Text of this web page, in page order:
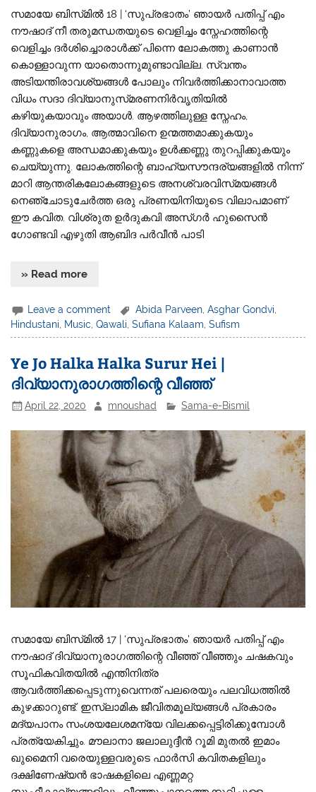
സമായേ ബിസ്‌മിൽ 18 | ‘സുപ്രഭാതം’ ഞായർ പതിപ്പ് എം
നൗഷാദ് നീ തരുമന്ധതയുടെ വെളിച്ചം സ്നേഹത്തിന്റെ
വെളിച്ചം ദർശിച്ചൊരാൾക്ക് പിന്നെ ലോകത്തു കാണാൻ
കൊള്ളാവുന്ന യാതൊന്നുമുണ്ടാവില്ല. സ്വന്തം
അടിയന്തിരാവശ്യങ്ങൾ പോലും നിവർത്തിക്കാനാവാത്ത
വിധം സദാ ദിവ്യാനുസ്‌മരണനിർവൃതിയിൽ
കഴിയുകയാവും അയാൾ. ആഴത്തിലുള്ള സ്നേഹം,
ദിവ്യാനുരാഗം, ആത്മാവിനെ ഉന്മത്തമാക്കുകയും
കണ്ണുകളെ അന്ധമാക്കുകയും ഉൾക്കണ്ണു തുറപ്പിക്കുകയും
ചെയ്യുന്നു. ലോകത്തിന്റെ ബാഹ്യസൗന്ദര്യങ്ങളിൽ നിന്ന്
മാറി ആന്തരികലോകങ്ങളുടെ അനശ്വരവിസ്‌മയങ്ങൾ
നെഞ്ചോടുചേർത്ത ഒരു പ്രണയിനിയുടെ വിലാപമാണ്
ഈ കവിത. വിശ്രുത ഉർദുകവി അസ്‌ഗർ ഹുസൈൻ
ഗോണ്ടവി എഴുതി ആബിദ പർവീൻ പാടി
» Read more
Leave a comment Abida Parveen ,Asghar Gondvi
Hindustani
Music ,Qawali ,Sufiana Kalaam ,Sufism
Ye Jo Halka Halka Surur Hei |
ദിവ്യാനുരാഗത്തിന്റെ വീഞ്ഞ്
April 22, 2020 mnoushad Sama-e-Bismil
സമായേ ബിസ്‌മിൽ 17 | ‘സുപ്രഭാതം’ ഞായർ പതിപ്പ് എം
നൗഷാദ് ദിവ്യാനുരാഗത്തിന്റെ വീഞ്ഞ് വീഞ്ഞും ചഷകവും
സൂഫികവിതയിൽ എന്തിനിത്ര
ആവർത്തിക്കപ്പെടുന്നുവെന്നത് പലരെയും പലവിധത്തിൽ
കുഴക്കാറുണ്ട്. ഇസ്‌ലാമിക ജീവിതമൂല്യങ്ങൾ പ്രകാരം
മദ്യപാനം സംശയലേശമന്യേ വിലക്കപ്പെട്ടിരിക്കുമ്പോൾ
പ്രത്യേകിച്ചും. മൗലാനാ ജലാലുദ്ദീൻ റൂമി മുതൽ ഇമാം
ഖുമൈനി വരെയുള്ളവരുടെ ഫാർസി കവിതകളിലും
ദക്ഷിണേഷ്യൻ ഭാഷകളിലെ എണ്ണമറ്റ